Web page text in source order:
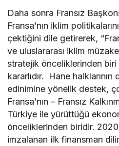
Daha sonra Fransız
Fransa’nın iklim
çektiğini dile getirerek,
ve uluslararası iklim
stratejik önceliklerinden
kararlıdır. Hane
edinimine yönelik destek,
Fransa’nın – Fransız
Türkiye ile yürüttüğü
önceliklerinden biridir. 2020
imzalanan ilk finansman